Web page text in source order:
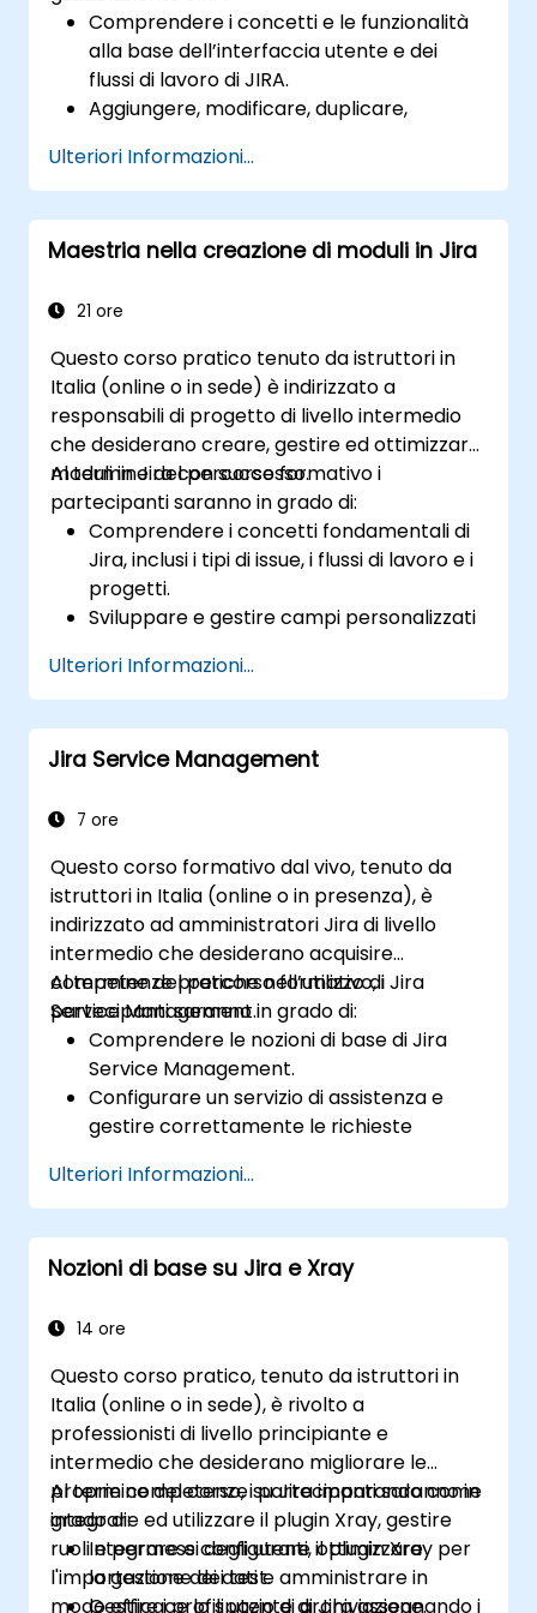
Comprendere i concetti e le funzionalità
alla base dell’interfaccia utente e dei
flussi di lavoro di JIRA.
Aggiungere, modificare, duplicare,
Far progredire le issue attraverso l’intero
ciclo di lavoro.
Eseguire ricerche efficaci.
Gestire e personalizzare schermate e
Ulteriori Informazioni...
Maestria nella creazione di moduli in Jira
21 ore
Questo corso pratico tenuto da istruttori in
Italia (online o in sede) è indirizzato a
responsabili di progetto di livello intermedio
che desiderano creare, gestire ed ottimizzare
moduli in Jira con successo.
Al termine del percorso formativo i
partecipanti saranno in grado di:
Comprendere i concetti fondamentali di
Jira, inclusi i tipi di issue, i flussi di lavoro e i
progetti.
Sviluppare e gestire campi personalizzati
modo efficiente.
Ottimizzare i processi legati ai moduli per
diversi tipi di progetti e team.
Ulteriori Informazioni...
Jira Service Management
7 ore
Questo corso formativo dal vivo, tenuto da
istruttori in Italia (online o in presenza), è
indirizzato ad amministratori Jira di livello
intermedio che desiderano acquisire
competenze pratiche nell’utilizzo di Jira
Service Management.
Al termine del percorso formativo, i
partecipanti saranno in grado di:
Comprendere le nozioni di base di Jira
Service Management.
Configurare un servizio di assistenza e
gestire correttamente le richieste
Gestire la parte backend del sistema
nonché le relative integrazioni con altri
ambienti.
Ulteriori Informazioni...
Nozioni di base su Jira e Xray
14 ore
Questo corso pratico, tenuto da istruttori in
Italia (online o in sede), è rivolto a
professionisti di livello principiante e
intermedio che desiderano migliorare le
proprie competenze su Jira imparando come
integrare ed utilizzare il plugin Xray, gestire
ruoli e permessi degli utenti, ottimizzare
l'importazione dei dati e amministrare in
modo efficace lo spazio di archiviazione.
Al termine del corso, i partecipanti saranno in
grado di:
Integrare e configurare il plugin Xray per
la gestione dei test.
Gestire i profili utente di Jira assegnando i